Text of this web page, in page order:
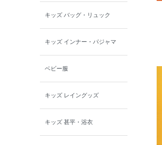
キッズ バッグ・リュック
キッズ インナー・パジャマ
ベビー服
キッズ レイングッズ
キッズ 甚平・浴衣